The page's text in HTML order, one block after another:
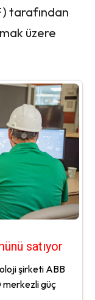
tarafından
üzere
satıyor
şirketi ABB
merkezli güç